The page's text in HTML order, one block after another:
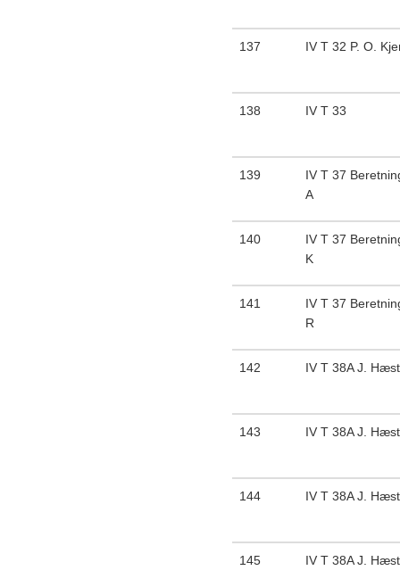
137 IV T 32 P. O.
138 IV T 33
139
IV T 37
A
140
IV T 37
K
141
IV T 37
R
142 IV T 38A J.
143 IV T 38A J.
144 IV T 38A J.
145 IV T 38A J.